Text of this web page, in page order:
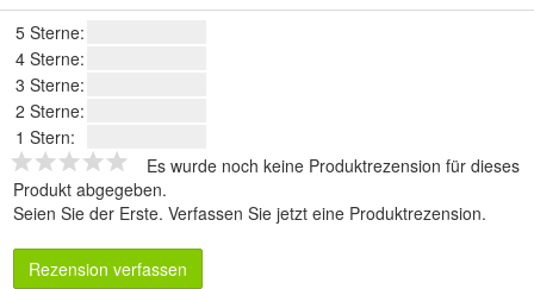
5 Sterne:
4 Sterne:
3 Sterne:
2 Sterne:
1 Stern:
Es wurde noch keine Produktrezension für dieses
Produkt abgegeben.
Seien Sie der Erste. Verfassen Sie jetzt eine Produktrezension.
Rezension verfassen